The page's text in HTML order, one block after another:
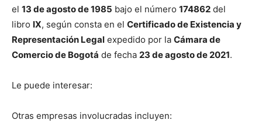
el 13 de agosto de 1985 bajo el número 174862 del
libro IX, según consta en el Certificado de Existencia y
Representación Legal expedido por la Cámara de
Comercio de Bogotá de fecha 23 de agosto de 2021.
Le puede interesar:
Otras empresas involucradas incluyen: